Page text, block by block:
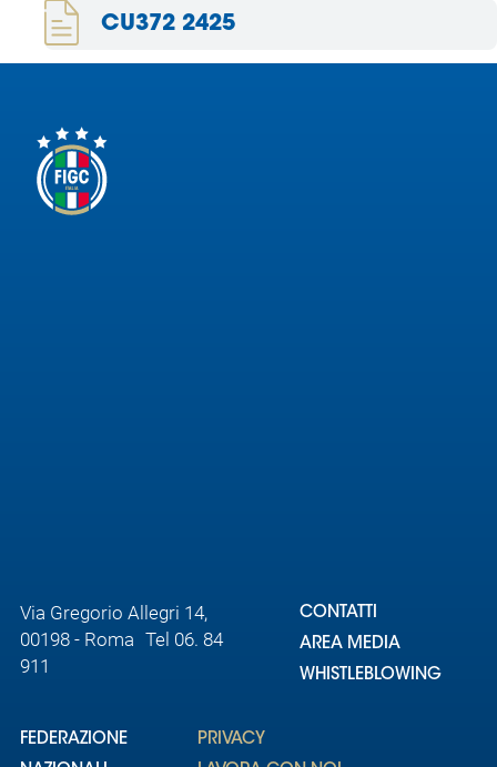
partner
delle
nazionali
CU372 2425
Via Gregorio Allegri 14,
00198 - Roma Tel 06. 84
911
CONTATTI
AREA MEDIA
WHISTLEBLOWING
FEDERAZIONE
PRIVACY